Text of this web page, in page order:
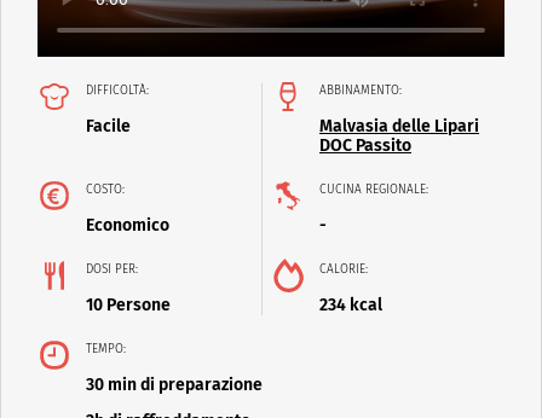
DIFFICOLTÀ:
Facile
ABBINAMENTO:
Malvasia delle Lipari
DOC Passito
COSTO:
Economico
CUCINA REGIONALE:
-
DOSI PER:
10 Persone
CALORIE:
234 kcal
TEMPO:
30 min di preparazione